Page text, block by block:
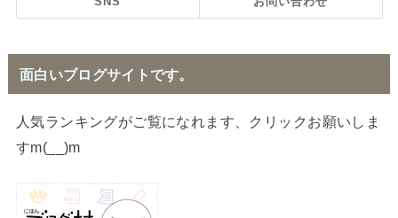
面白いブログサイトです。
人気ランキングがご覧になれます、クリックお願いしま
すm(__)m